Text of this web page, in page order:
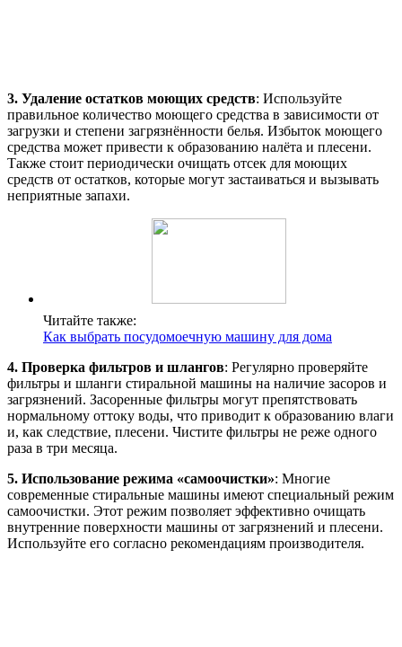
3. Удаление остатков моющих средств: Используйте
правильное количество моющего средства в зависимости от
загрузки и степени загрязнённости белья. Избыток моющего
средства может привести к образованию налёта и плесени.
Также стоит периодически очищать отсек для моющих
средств от остатков, которые могут застаиваться и вызывать
неприятные запахи.
Читайте также:
Как выбрать посудомоечную машину для дома
4. Проверка фильтров и шлангов: Регулярно проверяйте
фильтры и шланги стиральной машины на наличие засоров и
загрязнений. Засоренные фильтры могут препятствовать
нормальному оттоку воды, что приводит к образованию влаги
и, как следствие, плесени. Чистите фильтры не реже одного
раза в три месяца.
5. Использование режима «самоочистки»: Многие
современные стиральные машины имеют специальный режим
самоочистки. Этот режим позволяет эффективно очищать
внутренние поверхности машины от загрязнений и плесени.
Используйте его согласно рекомендациям производителя.